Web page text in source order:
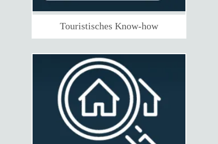
Touristisches Know-how